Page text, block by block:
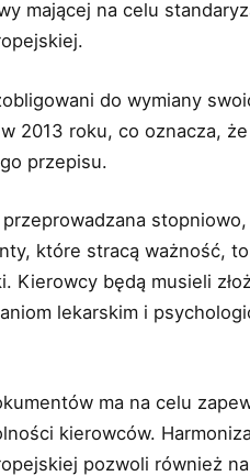
mającej na celu
do wymiany
2013 roku, co oznacza,
przepisu.
które stracą ważność,
Kierowcy będą musieli
lekarskim i
ma na celu
kierowców.
pozwoli również